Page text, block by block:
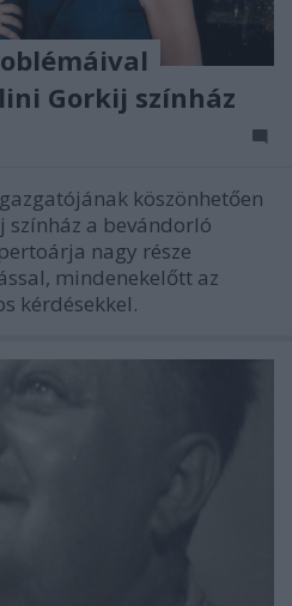
Gorkij színház
köszönhetően
a bevándorló
nagy része
mindenekelőtt az
kérdésekkel.